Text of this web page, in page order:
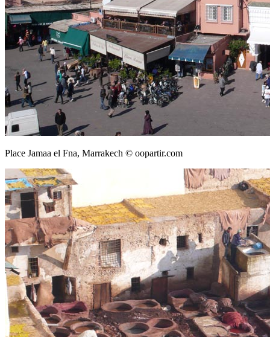
Place Jamaa el Fna, Marrakech © oopartir.com